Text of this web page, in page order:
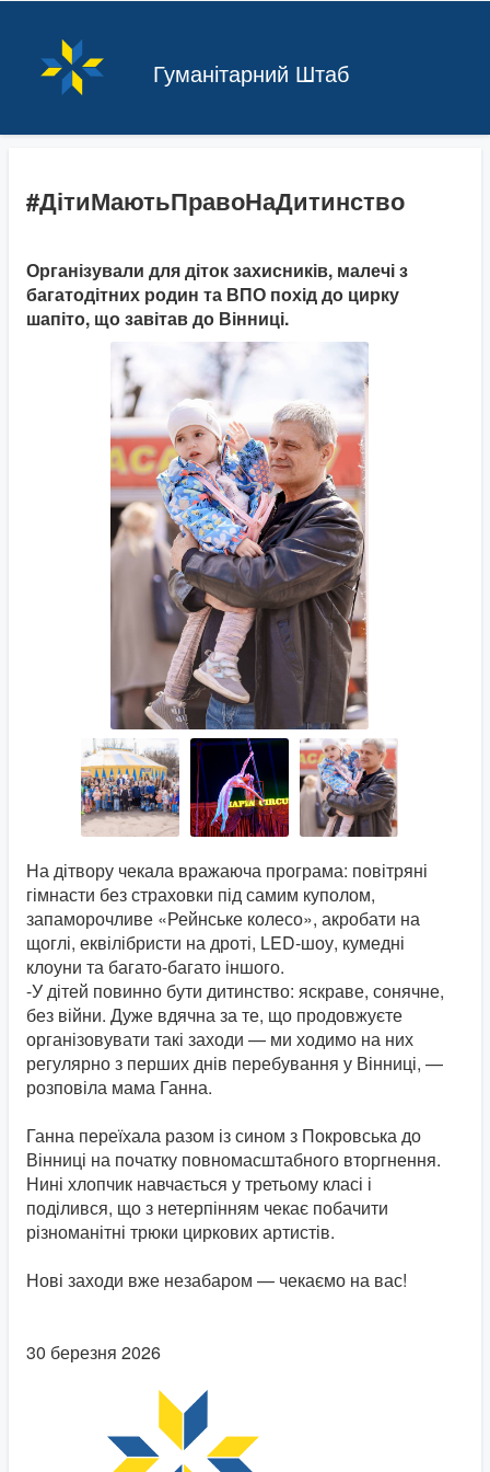
Гуманітарний Штаб
#ДітиМаютьПравоНаДитинство
Організували для діток захисників, малечі з
багатодітних родин та ВПО похід до цирку
шапіто, що завітав до Вінниці.
На дітвору чекала вражаюча програма: повітряні
гімнасти без страховки під самим куполом,
запаморочливе «Рейнське колесо», акробати на
щоглі, еквілібристи на дроті, LED-шоу, кумедні
клоуни та багато-багато іншого.
-У дітей повинно бути дитинство: яскраве, сонячне,
без війни. Дуже вдячна за те, що продовжуєте
організовувати такі заходи — ми ходимо на них
регулярно з перших днів перебування у Вінниці, —
розповіла мама Ганна.
Ганна переїхала разом із сином з Покровська до
Вінниці на початку повномасштабного вторгнення.
Нині хлопчик навчається у третьому класі і
поділився, що з нетерпінням чекає побачити
різноманітні трюки циркових артистів.
Нові заходи вже незабаром — чекаємо на вас!
30 березня 2026